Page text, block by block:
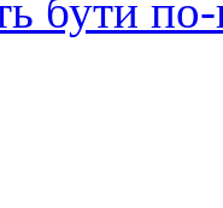
бути по-